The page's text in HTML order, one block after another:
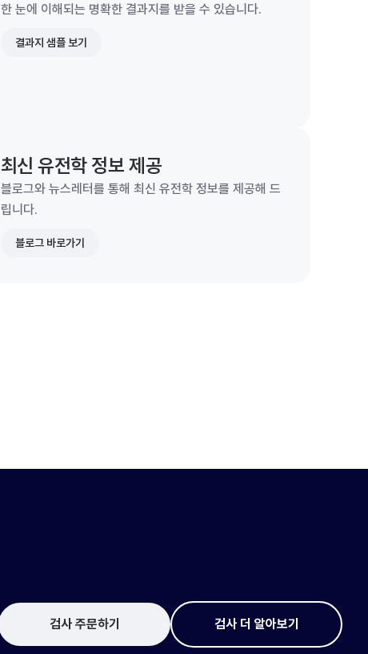
한 눈에 이해되는 명확한 결과지를 받을 수 있습니다.
결과지 샘플 보기
최신 유전학 정보 제공
블로그와 뉴스레터를 통해 최신 유전학 정보를 제공해 드
립니다.
블로그 바로가기
검사 주문하기 검사 더 알아보기